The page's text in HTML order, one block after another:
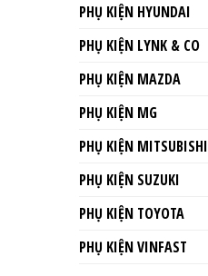
PHỤ KIỆN HYUNDAI
PHỤ KIỆN LYNK & CO
PHỤ KIỆN MAZDA
PHỤ KIỆN MG
PHỤ KIỆN MITSUBISHI
PHỤ KIỆN SUZUKI
PHỤ KIỆN TOYOTA
PHỤ KIỆN VINFAST